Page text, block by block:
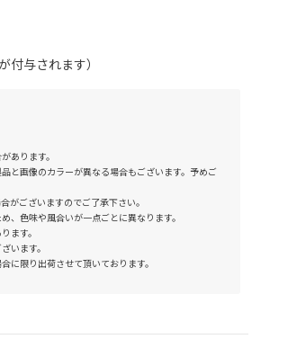
付与されます）
あります。
と画像のカラーが異なる場合もございます。予めご
がございますのでご了承下さい。
、色味や風合いが一点ごとに異なります。
ます。
います。
に限り出荷させて頂いております。